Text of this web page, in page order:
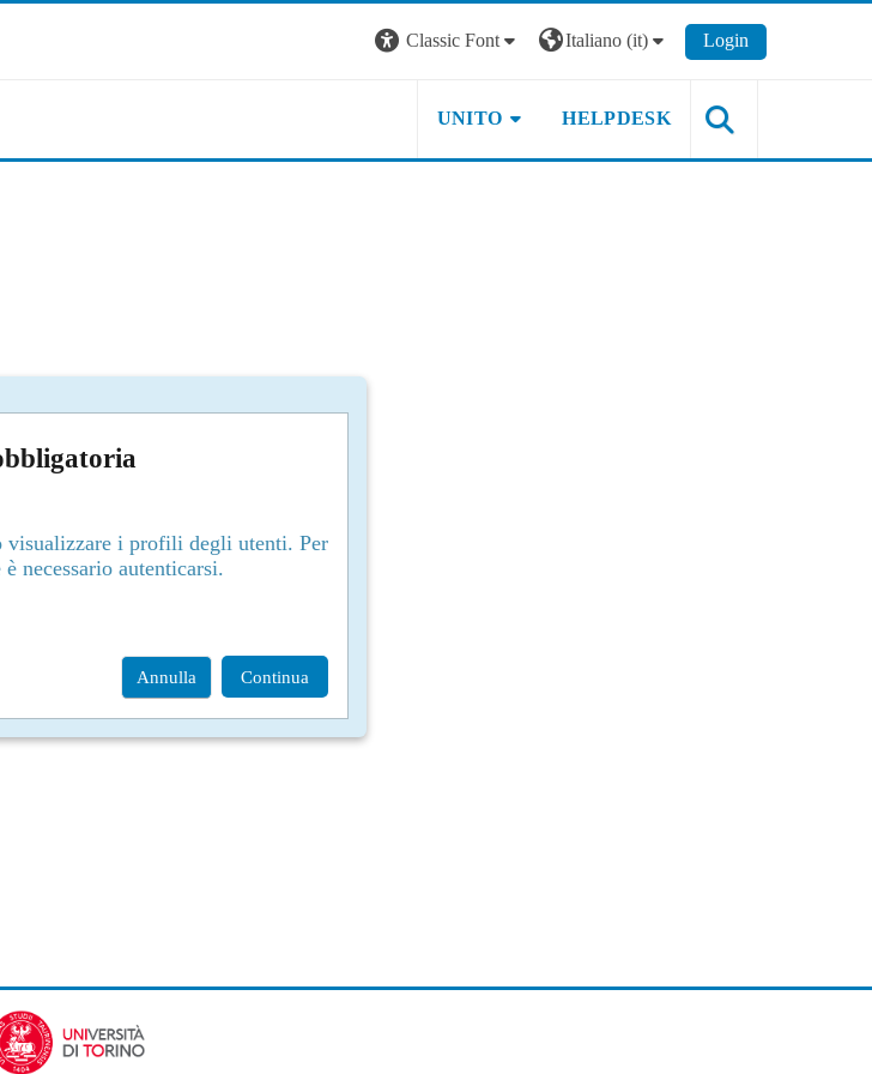
Classic Font
Italiano ‎(it)‎ Login
UNITO HELPDESK
visualizzare i profili degli utenti. Per
necessario autenticarsi.
Annulla Continua